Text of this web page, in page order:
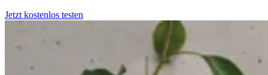
Jetzt kostenlos testen